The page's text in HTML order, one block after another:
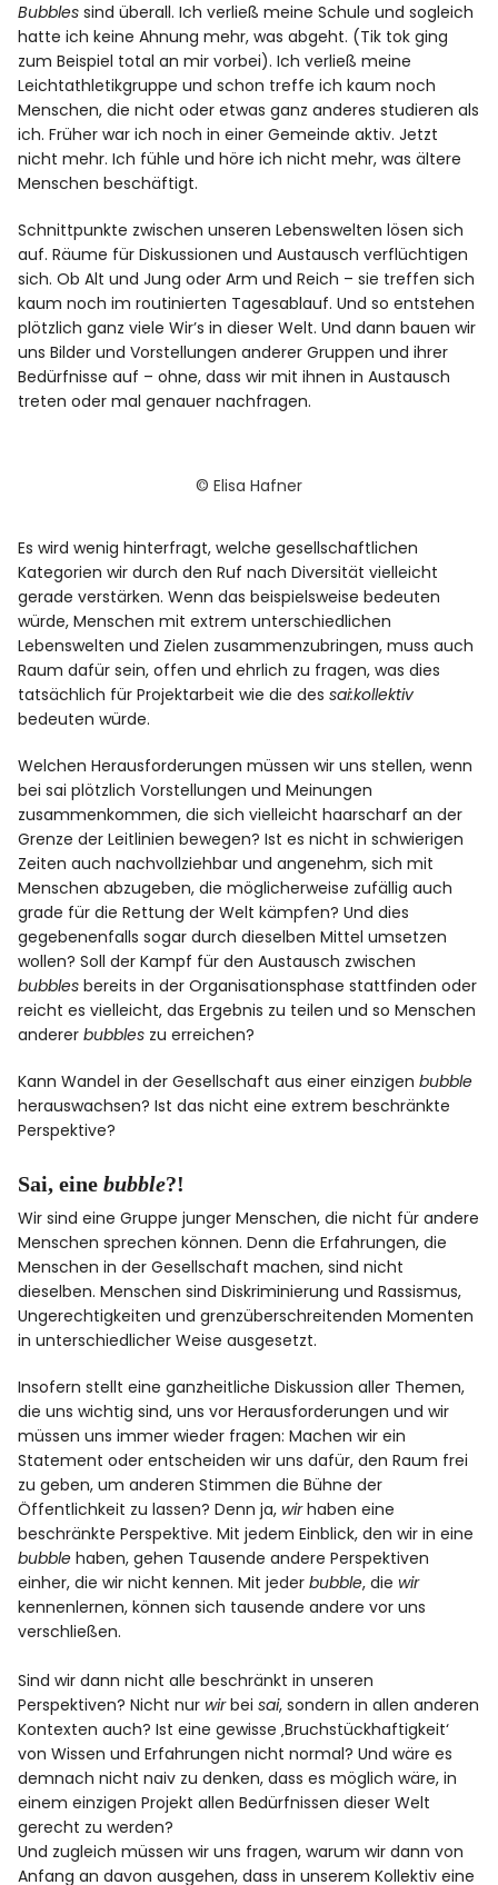
Bubbles sind überall. Ich verließ meine Schule und sogleich
hatte ich keine Ahnung mehr, was abgeht. (Tik tok ging
zum Beispiel total an mir vorbei). Ich verließ meine
Leichtathletikgruppe und schon treffe ich kaum noch
Menschen, die nicht oder etwas ganz anderes studieren als
ich. Früher war ich noch in einer Gemeinde aktiv. Jetzt
nicht mehr. Ich fühle und höre ich nicht mehr, was ältere
Menschen beschäftigt.
Schnittpunkte zwischen unseren Lebenswelten lösen sich
auf. Räume für Diskussionen und Austausch verflüchtigen
sich. Ob Alt und Jung oder Arm und Reich – sie treffen sich
kaum noch im routinierten Tagesablauf. Und so entstehen
plötzlich ganz viele Wir’s in dieser Welt. Und dann bauen wir
uns Bilder und Vorstellungen anderer Gruppen und ihrer
Bedürfnisse auf – ohne, dass wir mit ihnen in Austausch
treten oder mal genauer nachfragen.
© Elisa Hafner
Es wird wenig hinterfragt, welche gesellschaftlichen
Kategorien wir durch den Ruf nach Diversität vielleicht
gerade verstärken. Wenn das beispielsweise bedeuten
würde, Menschen mit extrem unterschiedlichen
Lebenswelten und Zielen zusammenzubringen, muss auch
Raum dafür sein, offen und ehrlich zu fragen, was dies
tatsächlich für Projektarbeit wie die dessai:kollektiv
bedeuten würde.
Welchen Herausforderungen müssen wir uns stellen, wenn
bei sai plötzlich Vorstellungen und Meinungen
zusammenkommen, die sich vielleicht haarscharf an der
Grenze der Leitlinien bewegen? Ist es nicht in schwierigen
Zeiten auch nachvollziehbar und angenehm, sich mit
Menschen abzugeben, die möglicherweise zufällig auch
grade für die Rettung der Welt kämpfen? Und dies
gegebenenfalls sogar durch dieselben Mittel umsetzen
wollen? Soll der Kampf für den Austausch zwischen
bubblesbereits in der Organisationsphase stattfinden oder
reicht es vielleicht, das Ergebnis zu teilen und so Menschen
andererbubbles zu erreichen?
Kann Wandel in der Gesellschaft aus einer einzigenbubble
herauswachsen? Ist das nicht eine extrem beschränkte
Perspektive?
Sai, einebubble?!
Wir sind eine Gruppe junger Menschen, die nicht für andere
Menschen sprechen können. Denn die Erfahrungen, die
Menschen in der Gesellschaft machen, sind nicht
dieselben. Menschen sind Diskriminierung und Rassismus,
Ungerechtigkeiten und grenzüberschreitenden Momenten
in unterschiedlicher Weise ausgesetzt.
Insofern stellt eine ganzheitliche Diskussion aller Themen,
die uns wichtig sind, uns vor Herausforderungen und wir
müssen uns immer wieder fragen: Machen wir ein
Statement oder entscheiden wir uns dafür, den Raum frei
zu geben, um anderen Stimmen die Bühne der
Öffentlichkeit zu lassen? Denn ja,wirhaben eine
beschränkte Perspektive. Mit jedem Einblick, den wir in eine
bubblehaben, gehen Tausende andere Perspektiven
einher, die wir nicht kennen. Mit jederbubble, diewir
kennenlernen, können sich tausende andere vor uns
verschließen.
Sind wir dann nicht alle beschränkt in unseren
Perspektiven? Nicht nurwirbeisai, sondern in allen anderen
Kontexten auch? Ist eine gewisse ‚Bruchstückhaftigkeit‘
von Wissen und Erfahrungen nicht normal? Und wäre es
demnach nicht naiv zu denken, dass es möglich wäre, in
einem einzigen Projekt allen Bedürfnissen dieser Welt
gerecht zu werden?
Und zugleich müssen wir uns fragen, warum wir dann von
Anfang an davon ausgehen, dass in unserem Kollektiv eine